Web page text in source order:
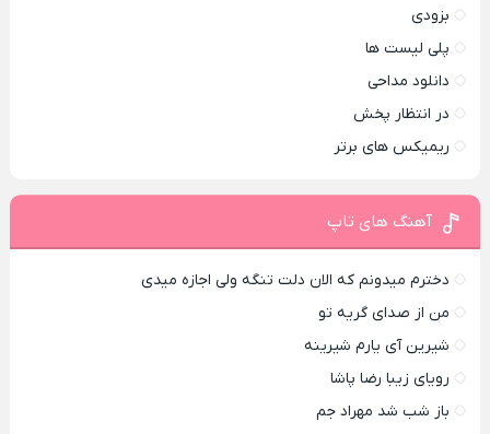
بزودی
پلی لیست ها
دانلود مداحی
در انتظار پخش
ریمیکس های برتر
آهنگ های تاپ
دخترم میدونم که الان دلت تنگه ولی اجازه میدی
من از صدای گريه تو
شیرین آی یارم شیرینه
رویای زیبا رضا پاشا
باز شب شد مهراد جم